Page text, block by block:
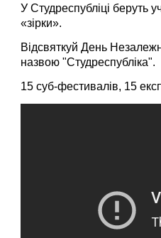
У Студреспубліці беруть
«зірки».
Відсвяткуй День
назвою "Студреспубліка".
15 суб-фестивалів, 15